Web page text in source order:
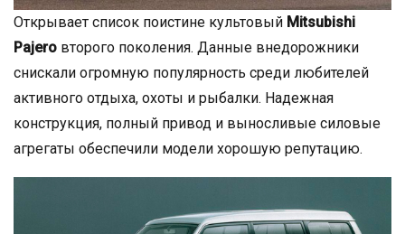
Открывает список поистине культовый Mitsubishi
Pajero второго поколения. Данные внедорожники
снискали огромную популярность среди любителей
активного отдыха, охоты и рыбалки. Надежная
конструкция, полный привод и выносливые силовые
агрегаты обеспечили модели хорошую репутацию.